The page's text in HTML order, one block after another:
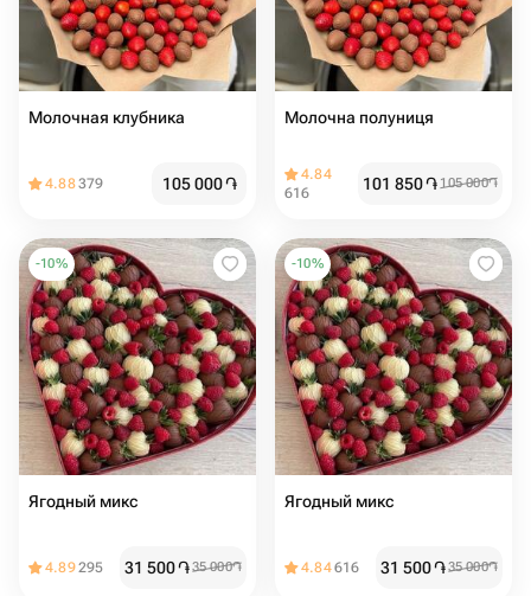
Молочная клубника
4.88379 105 000֏
Молочна полуниця
4.84
616
101 850֏ 105 000֏
-10%
Ягодный микс
4.89295 31 500֏35 000֏
-10%
Ягодный микс
4.84616 31 500֏35 000֏